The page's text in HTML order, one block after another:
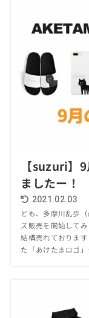
【suzuri】
ましたー！
2021.02.03
ども、多摩川乱歩
ズ販売を開始して
結構売れておりま
た「あけたまロゴ